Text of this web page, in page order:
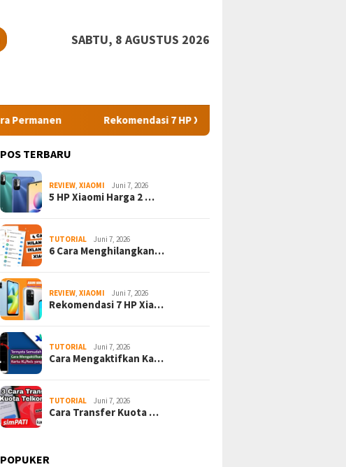
SABTU, 8 AGUSTUS 2026
Rekomendasi 7 HP Xiaomi Harga 1 Jutaan Dengan Spesifikasi
POS TERBARU
REVIEW,XIAOMI Juni 7, 2026
5 HP Xiaomi Harga 2 …
TUTORIAL Juni 7, 2026
6 Cara Menghilangkan…
REVIEW,XIAOMI Juni 7, 2026
Rekomendasi 7 HP Xia…
TUTORIAL Juni 7, 2026
Cara Mengaktifkan Ka…
TUTORIAL Juni 7, 2026
Cara Transfer Kuota …
POPUKER